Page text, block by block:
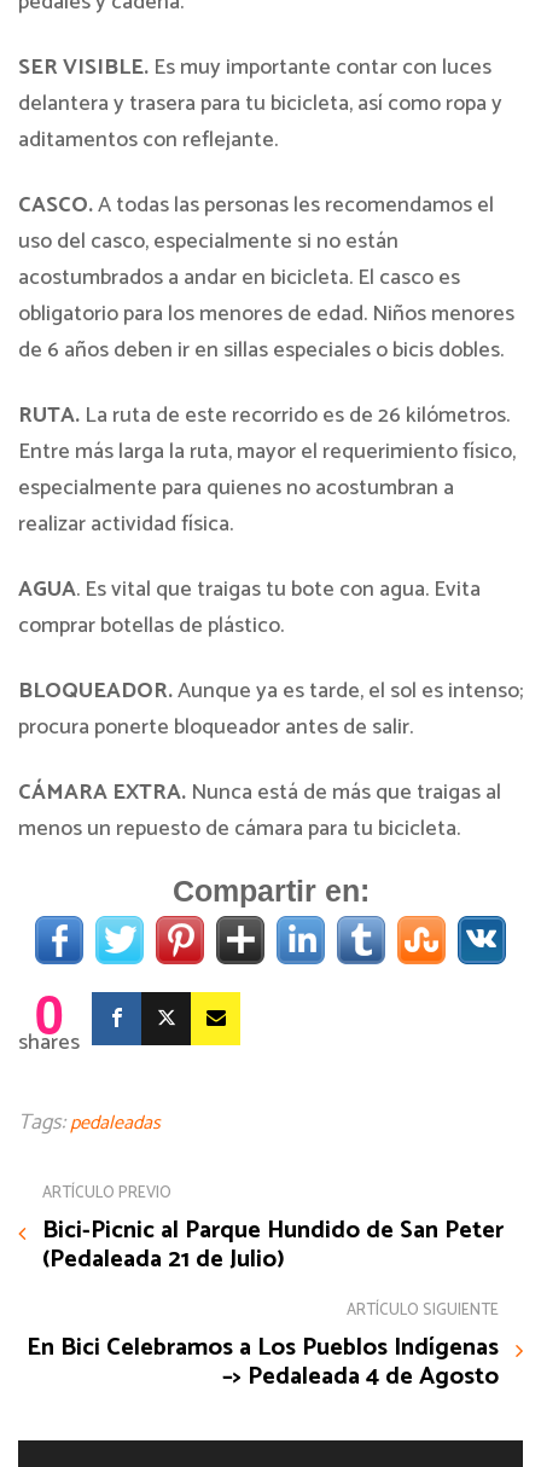
SER VISIBLE. Es muy importante contar con luces
delantera y trasera para tu bicicleta, así como ropa y
aditamentos con reflejante.
CASCO.A todas las personas les recomendamos el
uso del casco, especialmente si no están
acostumbrados a andar en bicicleta. El casco es
obligatorio para los menores de edad. Niños menores
de 6 años deben ir en sillas especiales o bicis dobles.
RUTA. La ruta de este recorrido es de 26 kilómetros.
Entre más larga la ruta, mayor el requerimiento físico,
especialmente para quienes no acostumbran a
realizar actividad física.
AGUA. Es vital que traigas tu bote con agua. Evita
comprar botellas de plástico.
BLOQUEADOR.Aunque ya es tarde, el sol es intenso;
procura ponerte bloqueador antes de salir.
CÁMARA EXTRA. Nunca está de más que traigas al
menos un repuesto de cámara para tu bicicleta.
Compartir en:
0
shares
Tags:pedaleadas
ARTÍCULO PREVIO
Bici-Picnic al Parque Hundido de San Peter
(Pedaleada 21 de Julio)
ARTÍCULO SIGUIENTE
En Bici Celebramos a Los Pueblos Indígenas
–> Pedaleada 4 de Agosto